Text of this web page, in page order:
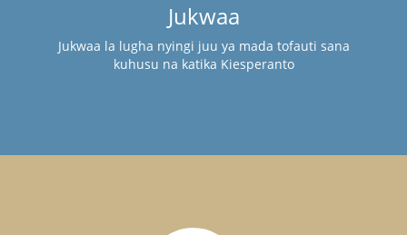
Jukwaa
Jukwaa la lugha nyingi juu ya mada tofauti sana
kuhusu na katika Kiesperanto